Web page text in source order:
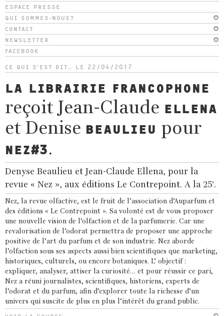
ESPACE PRESSE
QUI SOMMES-NOUS?
CONTACT
NEWSLETTER
FACEBOOK
CE QUI S’EST DIT… LE 22/04/2017
LA LIBRAIRIE FRANCOPHONE
reçoit Jean-Claude ELLENA
et Denise BEAULIEU pour
NEZ#3.
Denyse Beaulieu et Jean-Claude Ellena, pour la
revue « Nez », aux éditions Le Contrepoint. A la 25'.
Nez, la revue olfactive, est le fruit de l’association d’Auparfum et
des éditions « Le Contrepoint ». Sa volonté est de vous proposer
une nouvelle vision de l’olfaction et de la parfumerie. Car une
revalorisation de l’odorat permettra de proposer une approche
positive de l’art du parfum et de son industrie. Nez aborde
l’olfaction sous ses aspects aussi bien scientifiques que marketing,
historiques, culturels, ou encore botaniques. L’ objectif :
expliquer, analyser, attiser la curiosité… et pour réussir ce pari,
Nez a réuni journalistes, scientifiques, historiens, experts de
l’odorat et du parfum, afin d’explorer toute la richesse d’un
univers qui suscite de plus en plus l’intérêt du grand public.